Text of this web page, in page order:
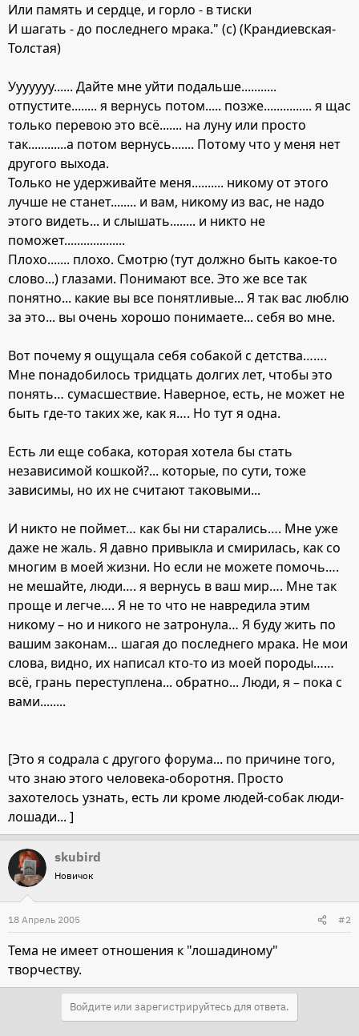
Или память и сердце, и горло - в тиски
И шагать - до последнего мрака." (с) (Крандиевская-
Толстая)
Ууууууу...... Дайте мне уйти подальше...........
отпустите........ я вернусь потом..... позже............... я щас
только перевою это всё....... на луну или просто
так............а потом вернусь....... Потому что у меня нет
другого выхода.
Только не удерживайте меня.......... никому от этого
лучше не станет........ и вам, никому из вас, не надо
этого видеть... и слышать........ и никто не
поможет...................
Плохо....... плохо. Смотрю (тут должно быть какое-то
слово...) глазами. Понимают все. Это же все так
понятно... какие вы все понятливые... Я так вас люблю
за это... вы очень хорошо понимаете... себя во мне.
Вот почему я ощущала себя собакой с детства…….
Мне понадобилось тридцать долгих лет, чтобы это
понять… сумасшествие. Наверное, есть, не может не
быть где-то таких же, как я…. Но тут я одна.
Есть ли еще собака, которая хотела бы стать
независимой кошкой?... которые, по сути, тоже
зависимы, но их не считают таковыми...
И никто не поймет… как бы ни старались…. Мне уже
даже не жаль. Я давно привыкла и смирилась, как со
многим в моей жизни. Но если не можете помочь….
не мешайте, люди…. я вернусь в ваш мир…. Мне так
проще и легче…. Я не то что не навредила этим
никому – но и никого не затронула… Я буду жить по
вашим законам… шагая до последнего мрака. Не мои
слова, видно, их написал кто-то из моей породы……
всё, грань переступлена... обратно... Люди, я – пока с
вами........
[Это я содрала с другого форума... по причине того,
что знаю этого человека-оборотня. Просто
захотелось узнать, есть ли кроме людей-собак люди-
лошади... ]
skubird
Новичок
18 Апрель 2005 #2
Тема не имеет отношения к "лошадиному"
творчеству.
Войдите или зарегистрируйтесь для ответа.